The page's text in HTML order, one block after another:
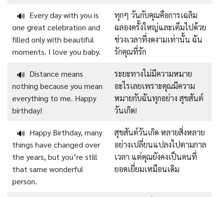
🔊 Every day with you is
one great celebration and
filled only with beautiful
moments. I love you baby.
ทุกๆ วันกับคุณคือการเฉลิม
ฉลองครั้งใหญ่และเต็มไปด้วย
ช่วงเวลาที่งดงามเท่านั้น ฉัน
รักคุณที่รัก
🔊 Distance means
nothing because you mean
everything to me. Happy
birthday!
ระยะทางไม่มีความหมาย
อะไรเลยเพราะคุณมีความ
หมายกับฉันทุกอย่าง สุขสันต์
วันเกิด!
🔊 Happy Birthday, many
things have changed over
the years, but you’re still
that same wonderful
person.
สุขสันต์วันเกิด หลายสิ่งหลาย
อย่างเปลี่ยนแปลงไปตามกาล
เวลา แต่คุณยังคงเป็นคนที่
ยอดเยี่ยมเหมือนเดิม